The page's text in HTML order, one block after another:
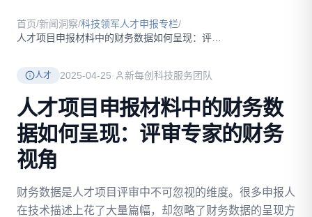
服务介绍
新闻洞察
政策资源
FAQ
联系我们
首页/新闻洞察/科技领军人才申报专栏/
人才 2025-04-25· 新每创科技服务团队
人才项目申报材料中的财务数
据如何呈现：评审专家的财务
视角
财务数据是人才项目评审中不可忽视的维度。很多申报人
在技术描述上花了大量篇幅，却忽略了财务数据的呈现方